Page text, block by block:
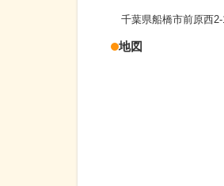
千葉県船橋市前原西2-
地図